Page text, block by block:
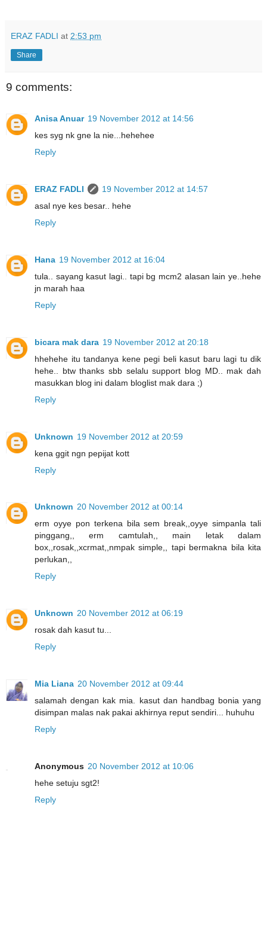
ERAZ FADLI at 2:53 pm
Share
9 comments:
Anisa Anuar 19 November 2012 at 14:56
kes syg nk gne la nie...hehehee
Reply
ERAZ FADLI
19 November 2012 at 14:57
asal nye kes besar.. hehe
Reply
Hana 19 November 2012 at 16:04
tula.. sayang kasut lagi.. tapi bg mcm2 alasan lain ye..hehe
jn marah haa
Reply
bicara mak dara 19 November 2012 at 20:18
hhehehe itu tandanya kene pegi beli kasut baru lagi tu dik
hehe.. btw thanks sbb selalu support blog MD.. mak dah
masukkan blog ini dalam bloglist mak dara ;)
Reply
Unknown 19 November 2012 at 20:59
kena ggit ngn pepijat kott
Reply
Unknown 20 November 2012 at 00:14
erm oyye pon terkena bila sem break,,oyye simpanla tali
pinggang,, erm camtulah,, main letak dalam
box,,rosak,,xcrmat,,nmpak simple,, tapi bermakna bila kita
perlukan,,
Reply
Unknown 20 November 2012 at 06:19
rosak dah kasut tu...
Reply
Mia Liana 20 November 2012 at 09:44
salamah dengan kak mia. kasut dan handbag bonia yang
disimpan malas nak pakai akhirnya reput sendiri... huhuhu
Reply
Anonymous 20 November 2012 at 10:06
hehe setuju sgt2!
Reply